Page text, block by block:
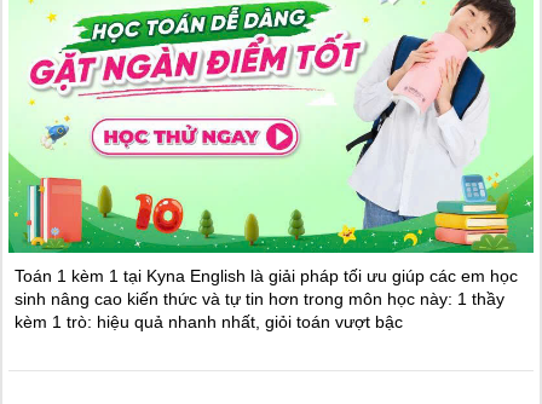
Toán 1 kèm 1 tại Kyna English là giải pháp tối ưu giúp các em học
sinh nâng cao kiến thức và tự tin hơn trong môn học này: 1 thầy
kèm 1 trò: hiệu quả nhanh nhất, giỏi toán vượt bậc